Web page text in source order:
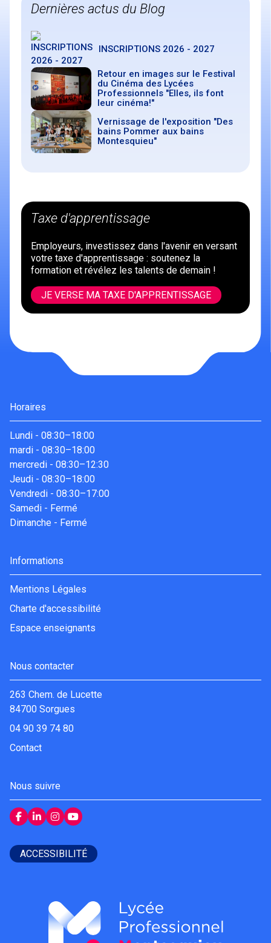
Dernières actus du Blog
INSCRIPTIONS 2026 - 2027
Retour en images sur le Festival
du Cinéma des Lycées
Professionnels "Elles, ils font
leur cinéma!"
Vernissage de l'exposition "Des
bains Pommer aux bains
Montesquieu"
Taxe d'apprentissage
Employeurs, investissez dans l'avenir en versant
votre taxe d'apprentissage : soutenez la
formation et révélez les talents de demain !
JE VERSE MA TAXE D'APPRENTISSAGE
Horaires
Lundi - 08:30–18:00
mardi - 08:30–18:00
mercredi - 08:30–12:30
Jeudi - 08:30–18:00
Vendredi - 08:30–17:00
Samedi - Fermé
Dimanche - Fermé
Informations
Mentions Légales
Charte d'accessibilité
Espace enseignants
Nous contacter
263 Chem. de Lucette
84700 Sorgues
04 90 39 74 80
Contact
Nous suivre
ACCESSIBILITÉ